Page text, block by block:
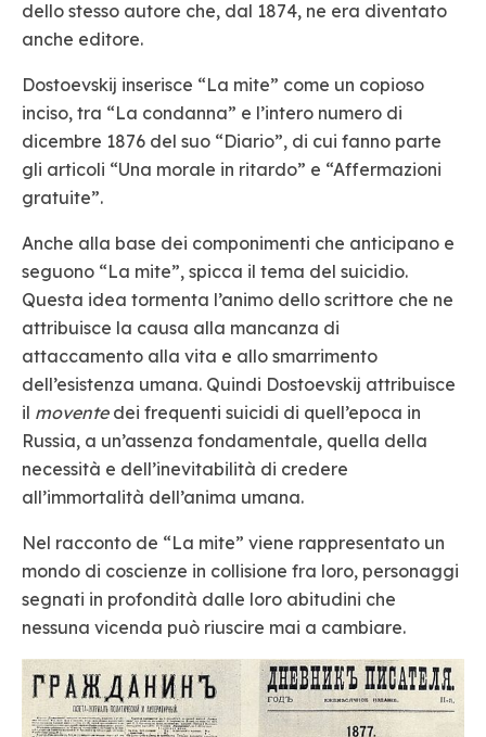
dello stesso autore che, dal 1874, ne era diventato
anche editore.
Dostoevskij inserisce “La mite” come un copioso
inciso, tra “La condanna” e l’intero numero di
dicembre 1876 del suo “Diario”, di cui fanno parte
gli articoli “Una morale in ritardo” e “Affermazioni
gratuite”.
Anche alla base dei componimenti che anticipano e
seguono “La mite”, spicca il tema del suicidio.
Questa idea tormenta l’animo dello scrittore che ne
attribuisce la causa alla mancanza di
attaccamento alla vita e allo smarrimento
dell’esistenza umana. Quindi Dostoevskij attribuisce
il moventedei frequenti suicidi di quell’epoca in
Russia, a un’assenza fondamentale, quella della
necessità e dell’inevitabilità di credere
all’immortalità dell’anima umana.
Nel racconto de “La mite” viene rappresentato un
mondo di coscienze in collisione fra loro, personaggi
segnati in profondità dalle loro abitudini che
nessuna vicenda può riuscire mai a cambiare.